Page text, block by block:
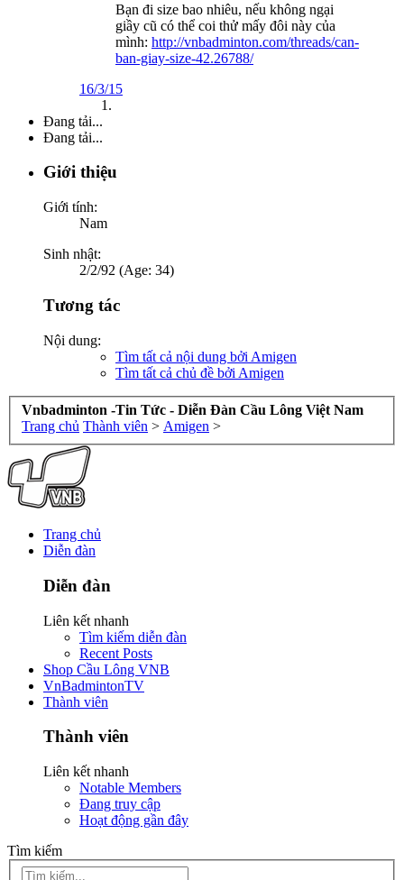
Bạn đi size bao nhiêu, nếu không ngại
giầy cũ có thể coi thử mấy đôi này của
mình: http://vnbadminton.com/threads/can-
ban-giay-size-42.26788/
16/3/15
Đang tải...
Đang tải...
Giới thiệu
Giới tính:
Nam
Sinh nhật:
2/2/92 (Age: 34)
Tương tác
Nội dung:
Tìm tất cả nội dung bởi Amigen
Tìm tất cả chủ đề bởi Amigen
Vnbadminton -Tin Tức - Diễn Đàn Cầu Lông Việt Nam
Trang chủ Thành viên > Amigen >
Trang chủ
Diễn đàn
Diễn đàn
Liên kết nhanh
Tìm kiếm diễn đàn
Recent Posts
Shop Cầu Lông VNB
VnBadmintonTV
Thành viên
Thành viên
Liên kết nhanh
Notable Members
Đang truy cập
Hoạt động gần đây
Tìm kiếm